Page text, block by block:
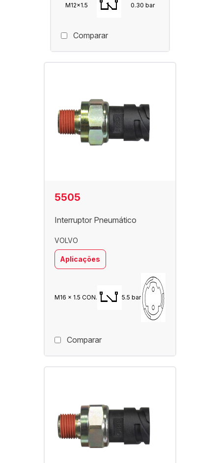
M12x1.5 0.30 bar
Comparar
5505
Interruptor Pneumático
VOLVO
Aplicações
M16 x 1.5 CON. 5.5 bar
Comparar